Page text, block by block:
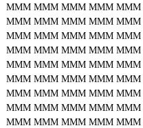
MMM MMM MMM MMM MMM
MMM MMM MMM MMM MMM
MMM MMM MMM MMM MMM
MMM MMM MMM MMM MMM
MMM MMM MMM MMM MMM
MMM MMM MMM MMM MMM
MMM MMM MMM MMM MMM
MMM MMM MMM MMM MMM
MMM MMM MMM MMM MMM